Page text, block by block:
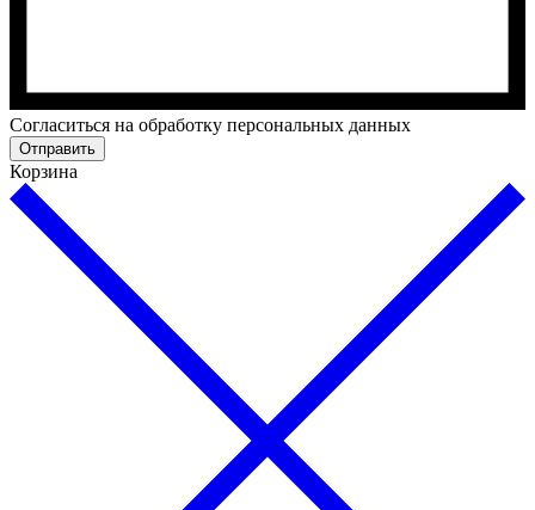
Cогласиться на обработку персональных данных
Отправить
Корзина